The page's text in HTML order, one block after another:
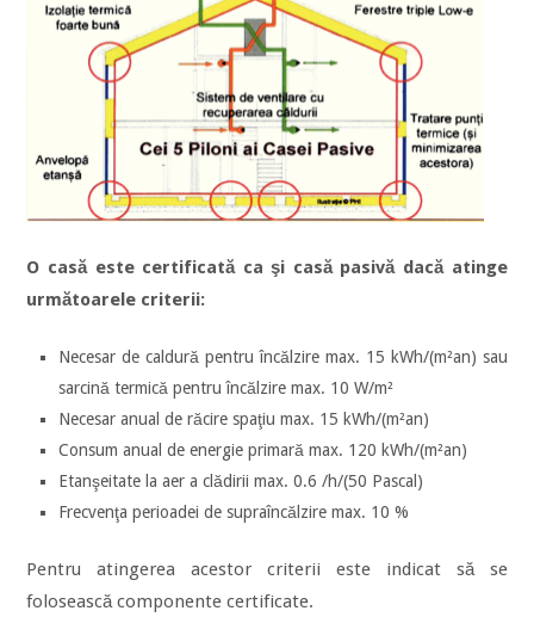
O casă este certificată ca şi casă pasivă dacă atinge
următoarele criterii:
Necesar de caldură pentru încălzire max. 15 kWh/(m²an) sau
sarcină termică pentru încălzire max. 10 W/m²
Necesar anual de răcire spaţiu max. 15 kWh/(m²an)
Consum anual de energie primară max. 120 kWh/(m²an)
Etanşeitate la aer a clădirii max. 0.6 /h/(50 Pascal)
Frecvenţa perioadei de supraîncălzire max. 10 %
Pentru atingerea acestor criterii este indicat să se
folosească componente certificate.